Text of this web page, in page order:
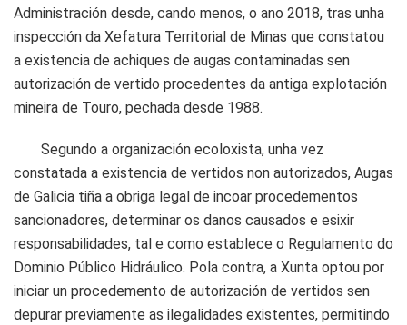
Administración desde, cando menos, o ano 2018, tras unha
inspección da Xefatura Territorial de Minas que constatou
a existencia de achiques de augas contaminadas sen
autorización de vertido procedentes da antiga explotación
mineira de Touro, pechada desde 1988.
Segundo a organización ecoloxista, unha vez
constatada a existencia de vertidos non autorizados, Augas
de Galicia tiña a obriga legal de incoar procedementos
sancionadores, determinar os danos causados e esixir
responsabilidades, tal e como establece o Regulamento do
Dominio Público Hidráulico. Pola contra, a Xunta optou por
iniciar un procedemento de autorización de vertidos sen
depurar previamente as ilegalidades existentes, permitindo